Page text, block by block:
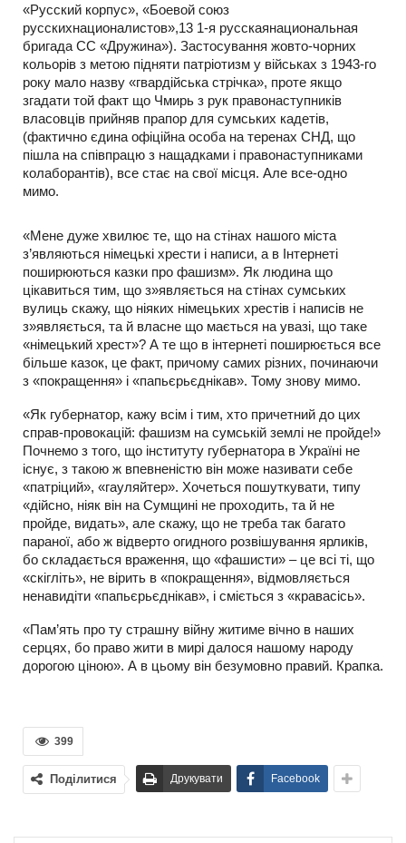
«Русский корпус», «Боевой союз
русскихнационалистов»,13 1-я русскаянациональная
бригада СС «Дружина»). Застосування жовто-чорних
кольорів з метою підняти патріотизм у військах з 1943-го
року мало назву «гвардійська стрічка», проте якщо
згадати той факт що Чмирь з рук правонаступників
власовців прийняв прапор для сумських кадетів,
(фактично єдина офіційна особа на теренах СНД, що
пішла на співпрацю з нащадками і правонаступниками
колаборантів), все стає на свої місця. Але все-одно
мимо.
«Мене дуже хвилює те, що на стінах нашого міста
з’являються німецькі хрести і написи, а в Інтернеті
поширюються казки про фашизм». Як людина що
цікавиться тим, що з»являється на стінах сумських
вулиць скажу, що ніяких німецьких хрестів і написів не
з»являється, та й власне що мається на увазі, що таке
«німецький хрест»? А те що в інтернеті поширюється все
більше казок, це факт, причому самих різних, починаючи
з «покращення» і «папьєрьєднікав». Тому знову мимо.
«Як губернатор, кажу всім і тим, хто причетний до цих
справ-провокацій: фашизм на сумській землі не пройде!»
Почнемо з того, що інституту губернатора в Україні не
існує, з такою ж впевненістю він може називати себе
«патріций», «гауляйтер». Хочеться пошуткувати, типу
«дійсно, ніяк він на Сумщині не проходить, та й не
пройде, видать», але скажу, що не треба так багато
параної, або ж відверто огидного розвішування ярликів,
бо складається враження, що «фашисти» – це всі ті, що
«скігліть», не вірить в «покращення», відмовляється
ненавидіти «папьєрьєднікав», і сміється з «кравасісь».
«Пам’ять про ту страшну війну житиме вічно в наших
серцях, бо право жити в мирі далося нашому народу
дорогою ціною». А в цьому він безумовно правий. Крапка.
399
Поділитися Друкувати Facebook